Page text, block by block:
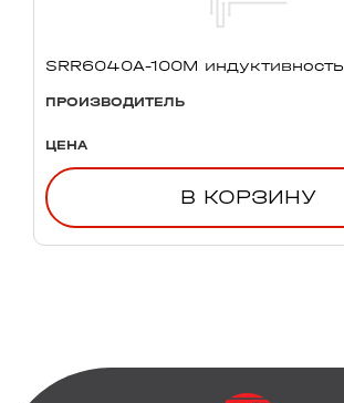
SRR6040A-100M индуктивность
ПРОИЗВОДИТЕЛЬ
ЦЕНА
В КОРЗИНУ